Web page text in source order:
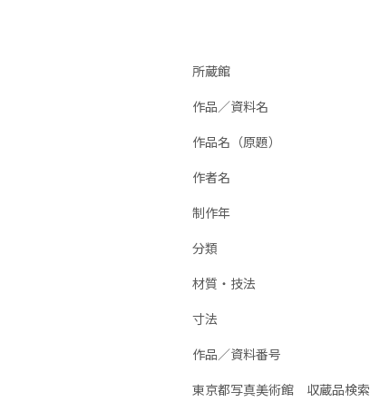
所蔵館
作品／資料名
作品名（原題）
作者名
制作年
分類
材質・技法
寸法
作品／資料番号
東京都写真美術館 収蔵品検索